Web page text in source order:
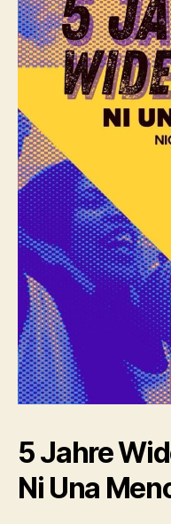
5 Jahre
Ni Una